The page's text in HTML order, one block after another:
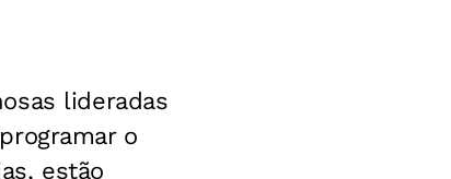
lideradas
o
estão